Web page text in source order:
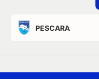
PESCARA